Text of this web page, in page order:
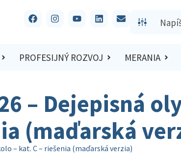
PROFESIJNÝ ROZVOJ MERANIA
– Dejepisná
(maďarská
– kat. C – riešenia (maďarská verzia)